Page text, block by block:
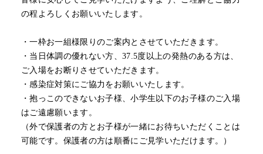
の程よろしくお願いいたします。
・一枠お一組様限りのご案内とさせていただきます。
・当日体調の優れない方、37.5度以上の発熱のある方は、
ご入場をお断りさせていただきます。
・感染症対策にご協力をお願いいたします。
・抱っこのできないお子様、小学生以下のお子様のご入場
はご遠慮願います。
（外で保護者の方とお子様が一緒にお待ちいただくことは
可能です。保護者の方は順番にご見学いただけます。）